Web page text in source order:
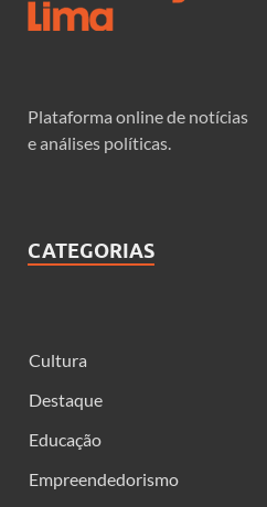
Plataforma online de notícias
e análises políticas.
CATEGORIAS
Cultura
Destaque
Educação
Empreendedorismo